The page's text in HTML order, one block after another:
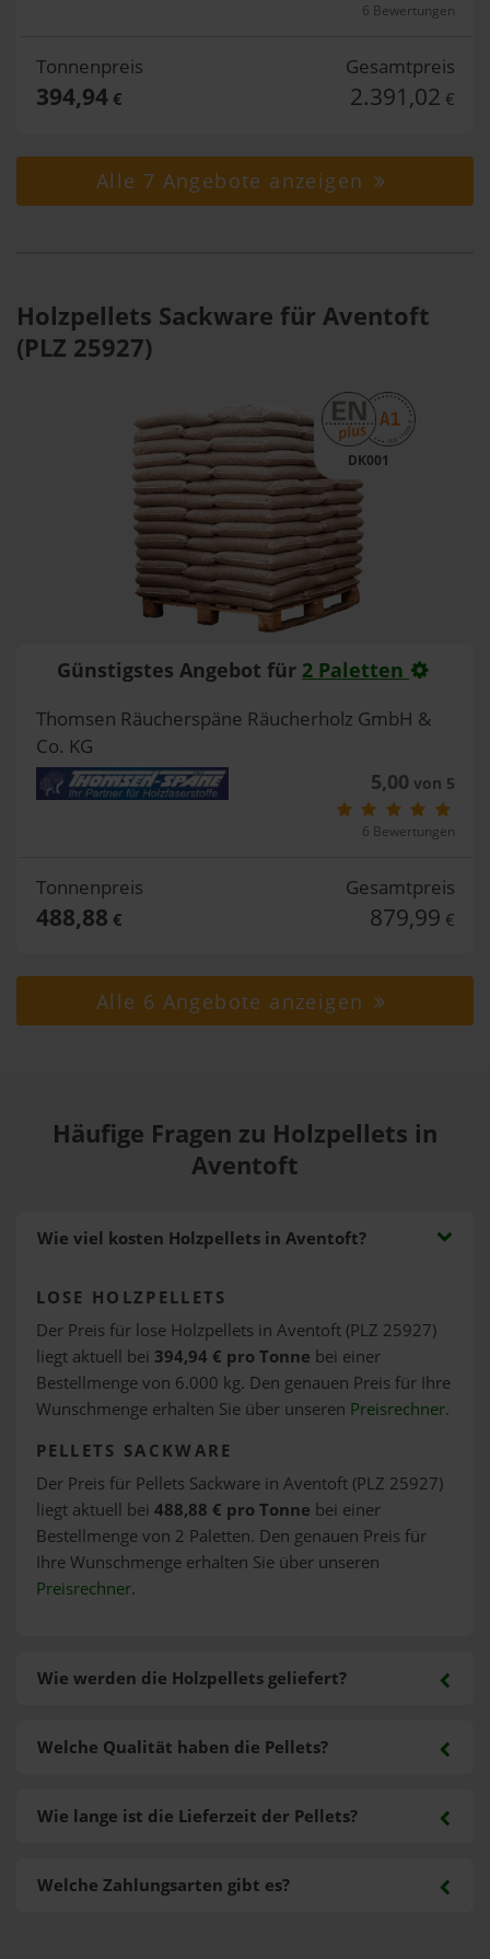
6 Bewertungen
Tonnenpreis
394,94€
Gesamtpreis
2.391,02 €
Alle 7 Angebote anzeigen
Holzpellets Sackware für Aventoft
(PLZ 25927)
DK001
Günstigstes Angebot für 2 Paletten
Thomsen Räucherspäne Räucherholz GmbH &
Co. KG
5,00 von 5
6 Bewertungen
Tonnenpreis
488,88 €
Gesamtpreis
879,99 €
Alle 6 Angebote anzeigen
Häufige Fragen zu Holzpellets in
Aventoft
Wie viel kosten Holzpellets in Aventoft?
LOSE HOLZPELLETS
Der Preis für lose Holzpellets in Aventoft (PLZ 25927)
liegt aktuell bei 394,94 € pro Tonne bei einer
Bestellmenge von 6.000 kg. Den genauen Preis für Ihre
Wunschmenge erhalten Sie über unseren Preisrechner.
PELLETS SACKWARE
Der Preis für Pellets Sackware in Aventoft (PLZ 25927)
liegt aktuell bei 488,88 € pro Tonne bei einer
Bestellmenge von 2 Paletten. Den genauen Preis für
Ihre Wunschmenge erhalten Sie über unseren
Preisrechner.
Wie werden die Holzpellets geliefert?
Welche Zahlungsarten gibt es?
Welche Qualität haben die Pellets?
Wie lange ist die Lieferzeit der Pellets?